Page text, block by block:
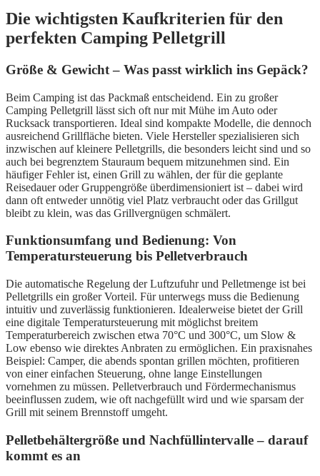
Die wichtigsten Kaufkriterien für den
perfekten Camping Pelletgrill
Größe & Gewicht – Was passt wirklich ins Gepäck?
Beim Camping ist das Packmaß entscheidend. Ein zu großer
Camping Pelletgrill lässt sich oft nur mit Mühe im Auto oder
Rucksack transportieren. Ideal sind kompakte Modelle, die dennoch
ausreichend Grillfläche bieten. Viele Hersteller spezialisieren sich
inzwischen auf kleinere Pelletgrills, die besonders leicht sind und so
auch bei begrenztem Stauraum bequem mitzunehmen sind. Ein
häufiger Fehler ist, einen Grill zu wählen, der für die geplante
Reisedauer oder Gruppengröße überdimensioniert ist – dabei wird
dann oft entweder unnötig viel Platz verbraucht oder das Grillgut
bleibt zu klein, was das Grillvergnügen schmälert.
Funktionsumfang und Bedienung: Von
Temperatursteuerung bis Pelletverbrauch
Die automatische Regelung der Luftzufuhr und Pelletmenge ist bei
Pelletgrills ein großer Vorteil. Für unterwegs muss die Bedienung
intuitiv und zuverlässig funktionieren. Idealerweise bietet der Grill
eine digitale Temperatursteuerung mit möglichst breitem
Temperaturbereich zwischen etwa 70°C und 300°C, um Slow &
Low ebenso wie direktes Anbraten zu ermöglichen. Ein praxisnahes
Beispiel: Camper, die abends spontan grillen möchten, profitieren
von einer einfachen Steuerung, ohne lange Einstellungen
vornehmen zu müssen. Pelletverbrauch und Fördermechanismus
beeinflussen zudem, wie oft nachgefüllt wird und wie sparsam der
Grill mit seinem Brennstoff umgeht.
Pelletbehältergröße und Nachfüllintervalle – darauf
kommt es an